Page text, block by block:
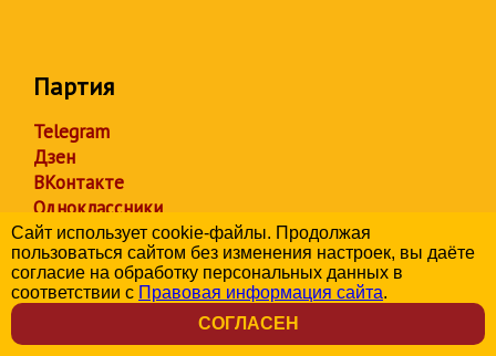
Партия
Telegram
Дзен
ВКонтакте
Одноклассники
YouTube
Сайт использует cookie-файлы. Продолжая
пользоваться сайтом без изменения настроек, вы даёте
согласие на обработку персональных данных в
соответствии с Правовая информация сайта.
СОГЛАСЕН